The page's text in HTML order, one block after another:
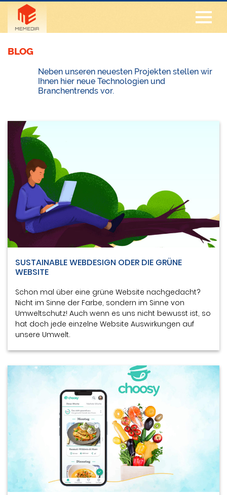
BLOG
Neben unseren neuesten Projekten stellen wir
Ihnen hier neue Technologien und
Branchentrends vor.
SUSTAINABLE WEBDESIGN ODER DIE GRÜNE
WEBSITE
Schon mal über eine grüne Website nachgedacht?
Nicht im Sinne der Farbe, sondern im Sinne von
Umweltschutz! Auch wenn es uns nicht bewusst ist, so
hat doch jede einzelne Website Auswirkungen auf
unsere Umwelt.